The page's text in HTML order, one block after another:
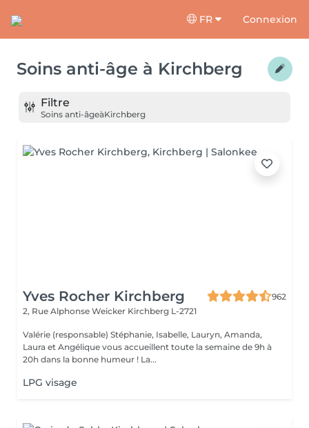
FR Connexion
Soins anti-âge à Kirchberg
Filtre
Soins anti-âgeàKirchberg
Yves Rocher Kirchberg
962
2, Rue Alphonse Weicker Kirchberg L-2721
Valérie (responsable) Stéphanie, Isabelle, Lauryn, Amanda,
Laura et Angélique vous accueillent toute la semaine de 9h à
20h dans la bonne humeur ! La...
LPG visage